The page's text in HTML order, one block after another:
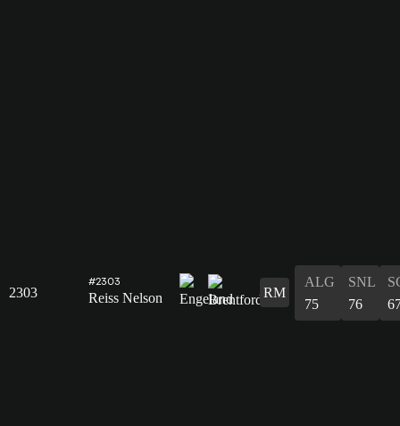
2303
#2303
Reiss Nelson RM
ALG
75
SNL
76